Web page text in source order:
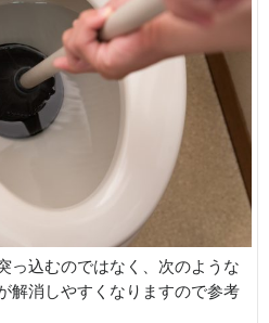
っ込むのではなく、次のような
解消しやすくなりますので参考